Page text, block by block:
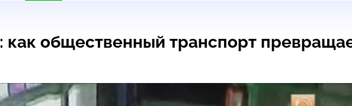
: как общественный транспорт